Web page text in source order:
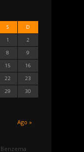
S D
Ago »
1
2
8
9
15
16
22
23
29
30
Benzema